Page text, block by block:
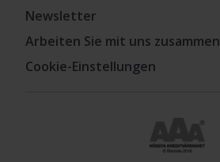
Newsletter
Arbeiten Sie mit uns zusammen
Cookie-Einstellungen